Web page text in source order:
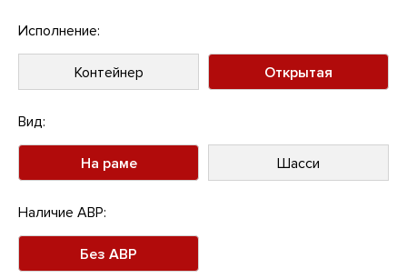
Исполнение:
Контейнер Открытая
Вид:
На раме Шасси
Наличие АВР:
Без АВР